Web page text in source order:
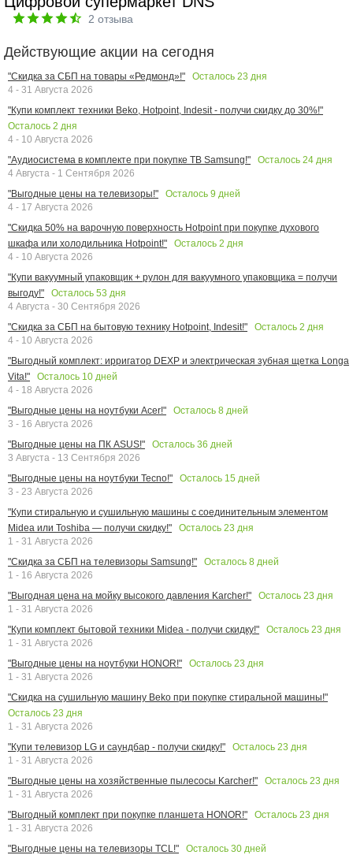
2 отзыва
Действующие акции на сегодня
"Скидка за СБП на товары «Редмонд»!" Осталось 23 дня
4 - 31 Августа 2026
"Купи комплект техники Beko, Hotpoint, Indesit - получи скидку до 30%!"
Осталось 2 дня
4 - 10 Августа 2026
"Аудиосистема в комплекте при покупке ТВ Samsung!"
Осталось 24 дня
4 Августа - 1 Сентября 2026
"Выгодные цены на телевизоры!"
Осталось 9 дней
4 - 17 Августа 2026
"Скидка 50% на варочную поверхность Hotpoint при покупке духового
шкафа или холодильника Hotpoint!"
Осталось 2 дня
4 - 10 Августа 2026
"Купи вакуумный упаковщик + рулон для вакуумного упаковщика = получи
выгоду!"
Осталось 53 дня
4 Августа - 30 Сентября 2026
"Скидка за СБП на бытовую технику Hotpoint, Indesit!"
Осталось 2 дня
4 - 10 Августа 2026
"Выгодный комплект: ирригатор DEXP и электрическая зубная щетка Longa
Vita!"
Осталось 10 дней
4 - 18 Августа 2026
"Выгодные цены на ноутбуки Acer!"
Осталось 8 дней
3 - 16 Августа 2026
"Выгодные цены на ПК ASUS!"
Осталось 36 дней
3 Августа - 13 Сентября 2026
"Выгодные цены на ноутбуки Tecno!"
Осталось 15 дней
3 - 23 Августа 2026
"Купи стиральную и сушильную машины с соединительным элементом
Midea или Toshiba — получи скидку!"
Осталось 23 дня
1 - 31 Августа 2026
"Скидка за СБП на телевизоры Samsung!"
Осталось 8 дней
1 - 16 Августа 2026
"Выгодная цена на мойку высокого давления Karcher!"
Осталось 23 дня
1 - 31 Августа 2026
"Купи комплект бытовой техники Midea - получи скидку!"
Осталось 23 дня
1 - 31 Августа 2026
"Выгодные цены на ноутбуки HONOR!"
Осталось 23 дня
1 - 31 Августа 2026
"Скидка на сушильную машину Beko при покупке стиральной машины!"
Осталось 23 дня
1 - 31 Августа 2026
"Купи телевизор LG и саундбар - получи скидку!"
Осталось 23 дня
1 - 31 Августа 2026
"Выгодные цены на хозяйственные пылесосы Karcher!"
Осталось 23 дня
1 - 31 Августа 2026
"Выгодный комплект при покупке планшета HONOR!"
Осталось 23 дня
1 - 31 Августа 2026
"Выгодные цены на телевизоры TCL!"
Осталось 30 дней